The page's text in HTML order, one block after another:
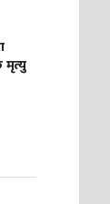
मृत्यु